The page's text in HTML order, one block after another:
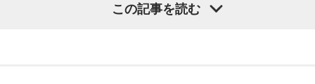
この記事を読む